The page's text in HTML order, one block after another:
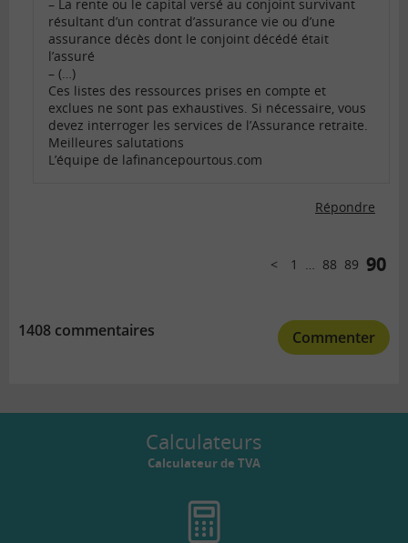
– La rente ou le capital versé au conjoint survivant
résultant d’un contrat d’assurance vie ou d’une
assurance décès dont le conjoint décédé était
l’assuré
– (…)
Ces listes des ressources prises en compte et
exclues ne sont pas exhaustives. Si nécessaire, vous
devez interroger les services de l’Assurance retraite.
Meilleures salutations
L’équipe de lafinancepourtous.com
Répondre
Précédent
1 … 88 89 90
1408 commentaires Commenter
Calculateurs
Calculateur de TVA